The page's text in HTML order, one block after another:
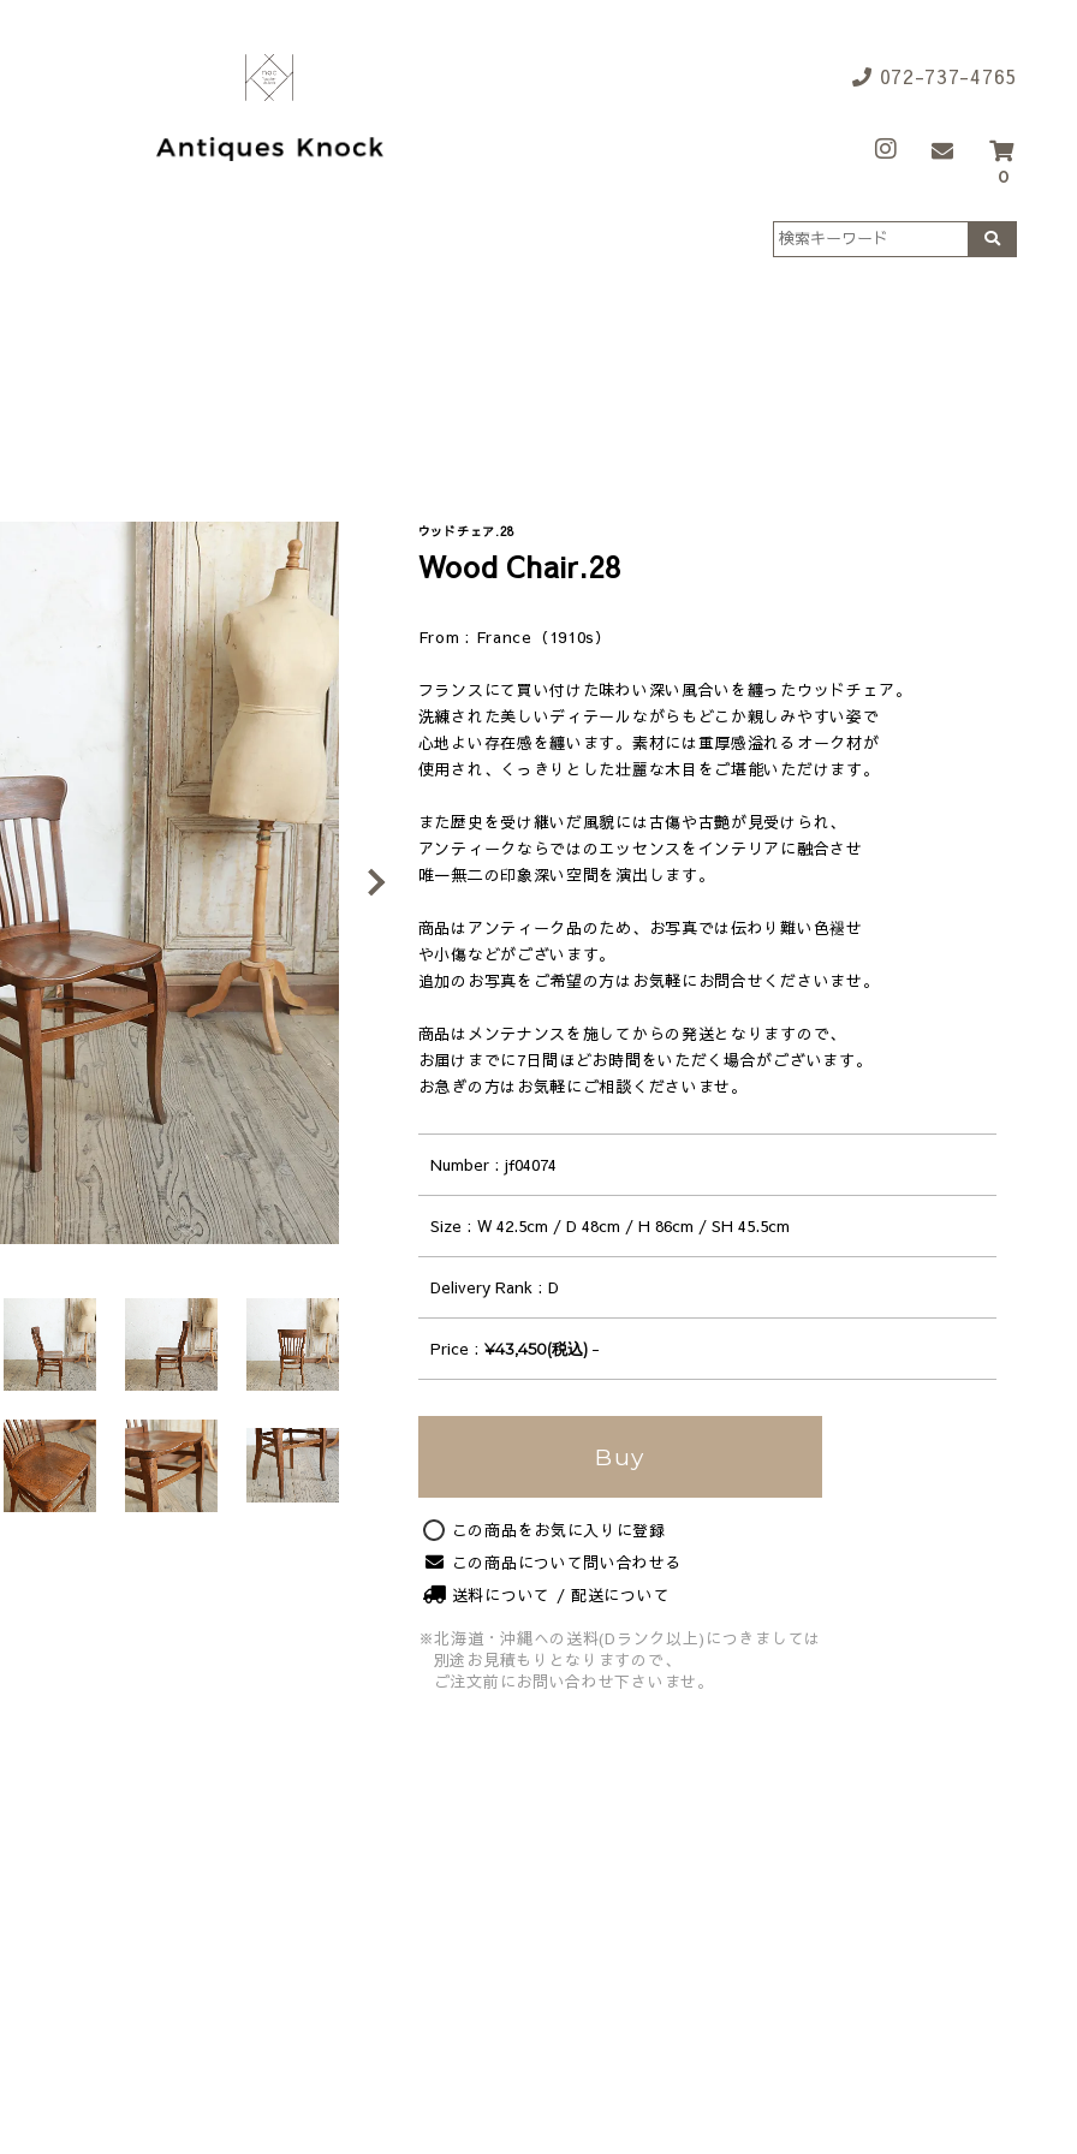
072-737-4765
0
ウッドチェア.28
Wood Chair.28
From : France（1910s）
フランスにて買い付けた味わい深い風合いを纏ったウッドチェア。
洗練された美しいディテールながらもどこか親しみやすい姿で
心地よい存在感を纏います。素材には重厚感溢れるオーク材が
使用され、くっきりとした壮麗な木目をご堪能いただけます。
また歴史を受け継いだ風貌には古傷や古艶が見受けられ、
アンティークならではのエッセンスをインテリアに融合させ
唯一無二の印象深い空間を演出します。
商品はアンティーク品のため、お写真では伝わり難い色褪せ
や小傷などがございます。
追加のお写真をご希望の方はお気軽にお問合せくださいませ。
商品はメンテナンスを施してからの発送となりますので、
お届けまでに7日間ほどお時間をいただく場合がございます。
お急ぎの方はお気軽にご相談くださいませ。
Number jf04074
Size W 42.5cm / D 48cm / H 86cm / SH 45.5cm
Delivery Rank D
Price ¥43,450(税込) -
Buy
この商品をお気に入りに登録
この商品について問い合わせる
送料について / 配送について
※北海道・沖縄への送料(Dランク以上)につきましては
別途お見積もりとなりますので、
ご注文前にお問い合わせ下さいませ。